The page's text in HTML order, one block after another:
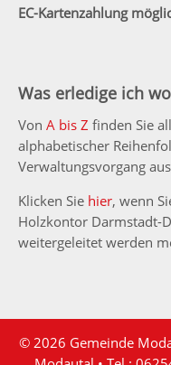
EC-Kartenzahlung
Was erledige ich
Von A bis Z finden Sie
alphabetischer
Verwaltungsvorgang
Klicken Sie hier, wenn
Holzkontor Darmstadt-
weitergeleitet werden
© 2026 Gemeinde